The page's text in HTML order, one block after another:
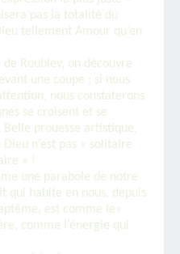
pas la totalité du
tellement Amour qu’en
Roublev, on découvre
une coupe ; si nous
nous constaterons
se croisent et se
prouesse artistique,
n’est pas « solitaire
» !
une parabole de notre
qui habite en nous, depuis
est comme le«
comme l’énergie qui